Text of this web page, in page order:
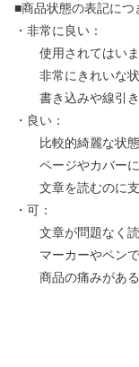
■商品状態の表記につ
・非常に良い：
使用されてはいま
非常にきれいな状
書き込みや線引き
・良い：
比較的綺麗な状態
ページやカバーに
文章を読むのに支
・可：
文章が問題なく読
マーカーやペンで
商品の痛みがある